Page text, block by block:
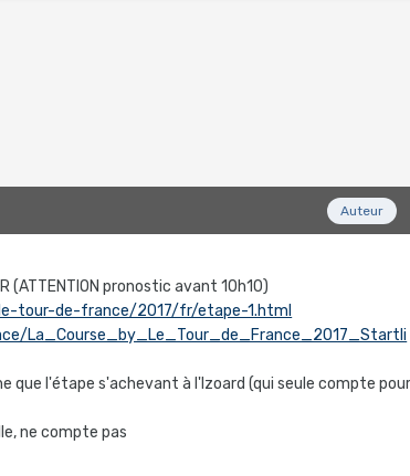
Auteur
(ATTENTION pronostic avant 10h10)
tour-de-france/2017/fr/etape-1.html
La_Course_by_Le_Tour_de_France_2017_Startli
que l'étape s'achevant à l'Izoard (qui seule compte
ne compte pas